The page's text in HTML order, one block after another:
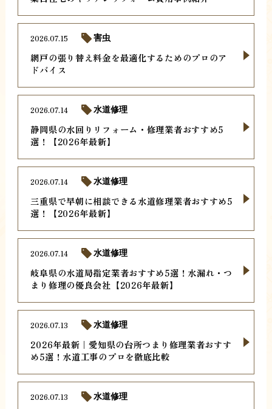
網戸の張り替え料金を最適化するためのプロのア
ドバイス
2026.07.15 害虫
静岡県の水回りリフォーム・修理業者おすすめ5
選！【2026年最新】
2026.07.14 水道修理
三重県で早朝に相談できる水道修理業者おすすめ5
選！【2026年最新】
2026.07.14 水道修理
岐阜県の水道局指定業者おすすめ5選！水漏れ・つ
まり修理の優良会社【2026年最新】
2026.07.14 水道修理
2026年最新｜愛知県の台所つまり修理業者おすす
め5選！水道工事のプロを徹底比較
2026.07.13 水道修理
2026.07.13 水道修理